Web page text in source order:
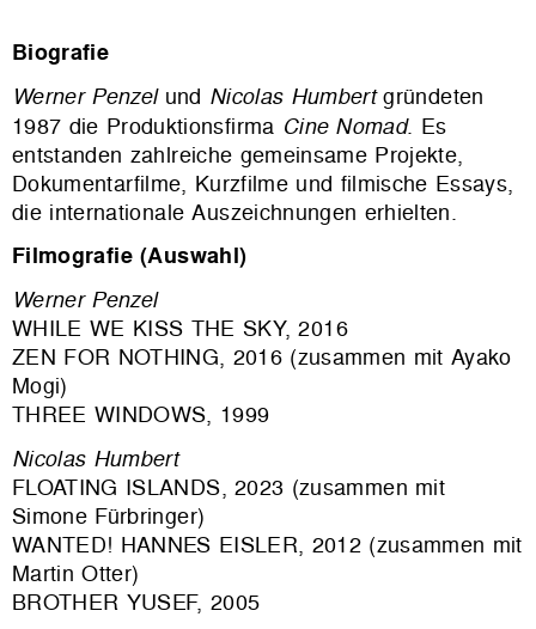
Biografie
Werner Penzelund Nicolas Humbertgründeten
1987 die Produktionsfirma Cine Nomad. Es
entstanden zahlreiche gemeinsame Projekte,
Dokumentarfilme, Kurzfilme und filmische Essays,
die internationale Auszeichnungen erhielten.
Filmografie (Auswahl)
Werner Penzel
WHILE WE KISS THE SKY, 2016
ZEN FOR NOTHING, 2016 (zusammen mit Ayako
Mogi)
THREE WINDOWS, 1999
Nicolas Humbert
FLOATING ISLANDS, 2023 (zusammen mit
Simone Fürbringer)
WANTED! HANNES EISLER, 2012 (zusammen mit
Martin Otter)
BROTHER YUSEF, 2005